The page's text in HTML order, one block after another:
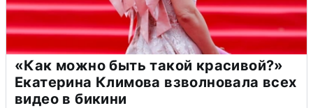
«Как можно быть такой красивой?»
Екатерина Климова взволновала всех
видео в бикини